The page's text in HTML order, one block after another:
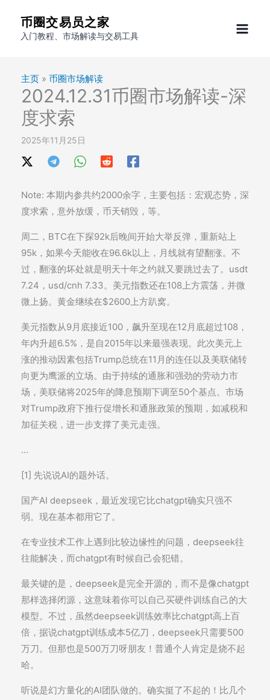
币圈交易员之家
入门教程、市场解读与交易工具
主页 » 币圈市场解读
2024.12.31币圈市场解读-深
度求索
2025年11月25日
Note: 本期内参共约2000余字，主要包括：宏观态势，深
度求索，意外放缓，币天销毁，等。
周二，BTC在下探92k后晚间开始大举反弹，重新站上
95k，如果今天能收在96.6k以上，月线就有望翻涨。不
过，翻涨的坏处就是明天十年之约就又要跳过去了。usdt
7.24，usd/cnh 7.33。美元指数还在108上方震荡，并微
微上扬。黄金继续在$2600上方趴窝。
美元指数从9月底接近100，飙升至现在12月底超过108，
年内升超6.5%，是自2015年以来最强表现。此次美元上
涨的推动因素包括Trump总统在11月的连任以及美联储转
向更为鹰派的立场。由于持续的通胀和强劲的劳动力市
场，美联储将2025年的降息预期下调至50个基点。市场
对Trump政府下推行促增长和通胀政策的预期，如减税和
加征关税，进一步支撑了美元走强。
…
[1] 先说说AI的题外话。
国产AI deepseek，最近发现它比chatgpt确实只强不
弱。现在基本都用它了。
在专业技术工作上遇到比较边缘性的问题，deepseek往
往能解决，而chatgpt有时候自己会犯错。
最关键的是，deepseek是完全开源的，而不是像chatgpt
那样选择闭源，这意味着你可以自己买硬件训练自己的大
模型。不过，虽然deepseek训练效率比chatgpt高上百
倍，据说chatgpt训练成本5亿刀，deepseek只需要500
万刀。但那也是500万刀呀朋友！普通个人肯定是烧不起
哈。
听说是幻方量化的AI团队做的。确实挺了不起的！比几个